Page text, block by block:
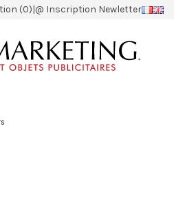
(0)|@ Inscription Newletter